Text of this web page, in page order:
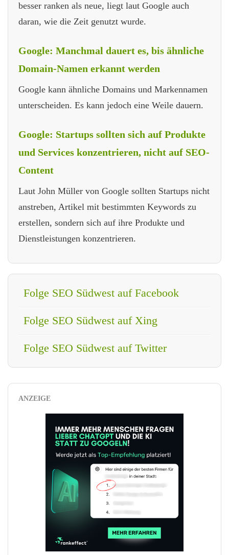
besser ranken als neue, liegt laut Google auch
daran, wie die Zeit genutzt wurde.
Google: Manchmal dauert es, bis ähnliche
Domain-Namen erkannt werden
Google kann ähnliche Domains und Markennamen
unterscheiden. Es kann jedoch eine Weile dauern.
Google: Startups sollten sich auf Produkte
und Services konzentrieren, nicht auf SEO-
Content
Laut John Müller von Google sollten Startups nicht
anstreben, Artikel mit bestimmten Keywords zu
erstellen, sondern sich auf ihre Produkte und
Dienstleistungen konzentrieren.
Folge SEO Südwest auf Facebook
Folge SEO Südwest auf Xing
Folge SEO Südwest auf Twitter
ANZEIGE